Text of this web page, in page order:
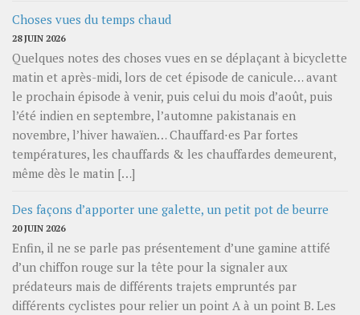
Choses vues du temps chaud
28 JUIN 2026
Quelques notes des choses vues en se déplaçant à bicyclette
matin et après-midi, lors de cet épisode de canicule… avant
le prochain épisode à venir, puis celui du mois d’août, puis
l’été indien en septembre, l’automne pakistanais en
novembre, l’hiver hawaïen… Chauffard⋅es Par fortes
températures, les chauffards & les chauffardes demeurent,
même dès le matin […]
Des façons d’apporter une galette, un petit pot de beurre
20 JUIN 2026
Enfin, il ne se parle pas présentement d’une gamine attifé
d’un chiffon rouge sur la tête pour la signaler aux
prédateurs mais de différents trajets empruntés par
différents cyclistes pour relier un point A à un point B. Les